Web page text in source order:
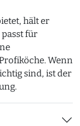
hält er
für
Wenn
sind, ist der